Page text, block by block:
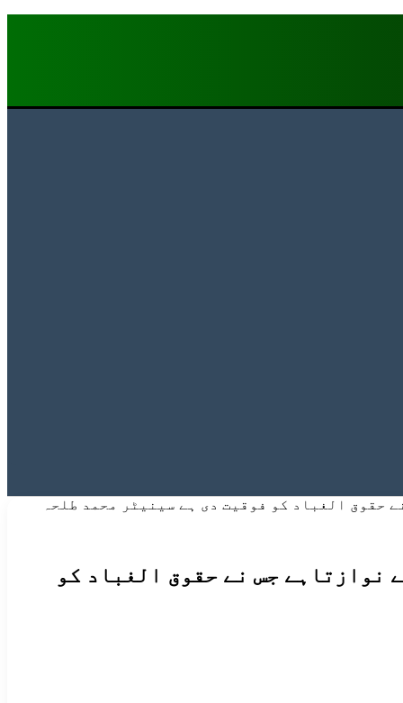
حقوق الغباد کو فوقیت دی ہے سینیٹر محمد طلحہ
نوازتاہے جس نے حقوق الغباد کو